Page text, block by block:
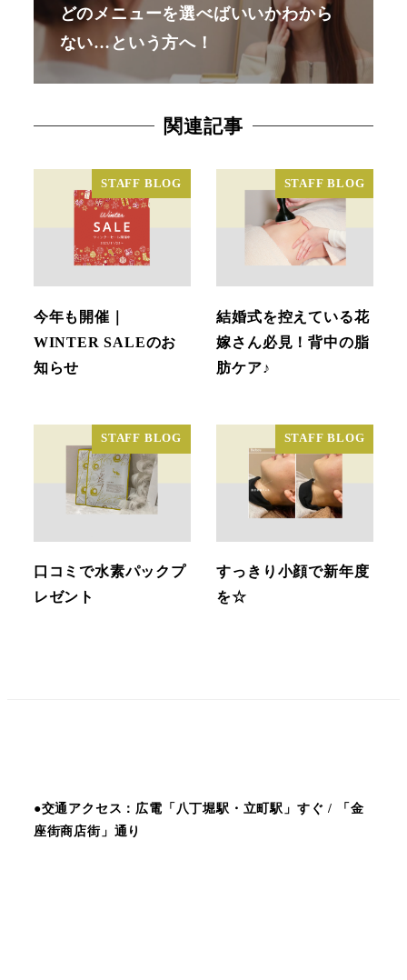
どのメニューを選べばいいかわから
ない…という方へ！
関連記事
STAFF BLOG
今年も開催｜
WINTER SALEのお
知らせ
STAFF BLOG
結婚式を控えている花
嫁さん必見！背中の脂
肪ケア♪
STAFF BLOG
口コミで水素パックプ
レゼント
STAFF BLOG
すっきり小顔で新年度
を☆
●交通アクセス：広電「八丁堀駅・立町駅」すぐ / 「金
座街商店街」通り